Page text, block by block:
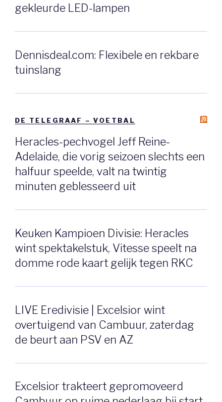
gekleurde LED-lampen
Dennisdeal.com: Flexibele en rekbare
tuinslang
DE TELEGRAAF – VOETBAL
Heracles-pechvogel Jeff Reine-
Adelaide, die vorig seizoen slechts een
halfuur speelde, valt na twintig
minuten geblesseerd uit
Keuken Kampioen Divisie: Heracles
wint spektakelstuk, Vitesse speelt na
domme rode kaart gelijk tegen RKC
LIVE Eredivisie | Excelsior wint
overtuigend van Cambuur, zaterdag
de beurt aan PSV en AZ
Excelsior trakteert gepromoveerd